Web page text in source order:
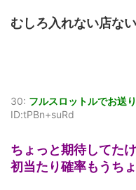
むしろ入れない店な
30: フルスロットルでお送
ID:tPBn+suRd
ちょっと期待してた
初当たり確率もうち